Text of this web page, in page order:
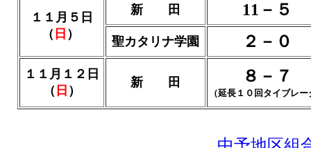
１１月５日
（ 日 ）
新 田 11－５
聖カタリナ学園 ２－０
１１月１２日
（ 日 ）
新 田 ８－７
（延長１０回タイブレー